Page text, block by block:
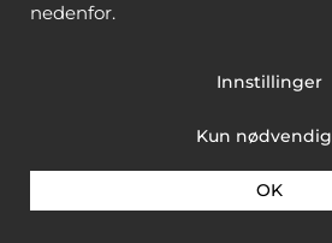
nedenfor.
Innstillinger
Kun
OK